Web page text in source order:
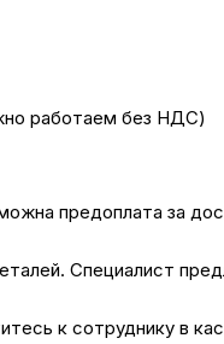
работаем без НДС)
предоплата за
Специалист
к сотруднику в